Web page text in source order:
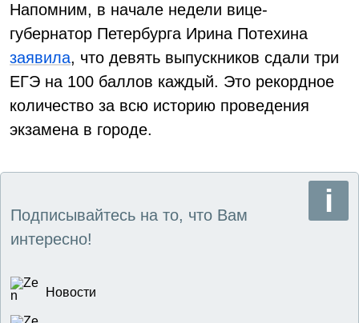
Напомним, в начале недели вице-
губернатор Петербурга Ирина Потехина
заявила, что девять выпускников сдали три
ЕГЭ на 100 баллов каждый. Это рекордное
количество за всю историю проведения
экзамена в городе.
Подписывайтесь на то, что Вам
интересно!
Новости